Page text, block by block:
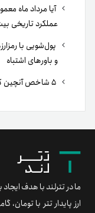
آیا مرداد ماه
عملکرد تاریخی
پول‌شویی با
و باورهای اشتباه
ما در تترلند با هدف
ارز پایدار تتر با